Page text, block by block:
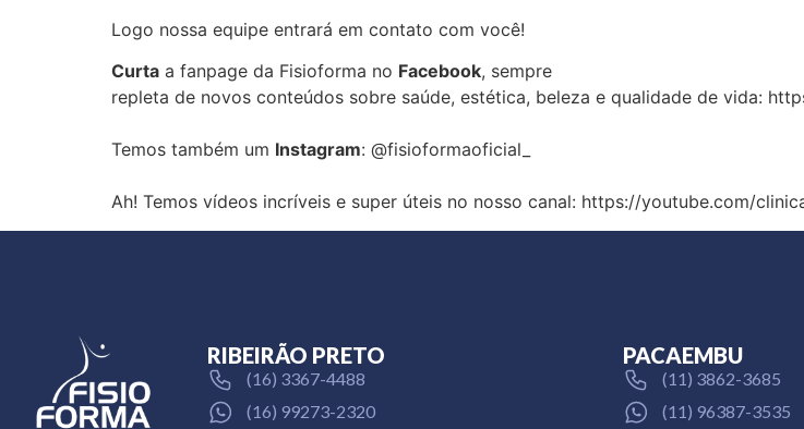
Logo nossa equipe entrará em contato com você!
Curta a fanpage da Fisioforma no Facebook, sempre
repleta de novos conteúdos sobre saúde, estética, beleza e qualidade de vida:
Temos também um Instagram: @fisioformaoficial_
Ah! Temos vídeos incríveis e super úteis no nosso canal: https://youtube.com/
RIBEIRÃO PRETO
(16) 3367-4488
(16) 99273-2320
PACAEMBU
(11) 3862-3685
(11) 96387-3535